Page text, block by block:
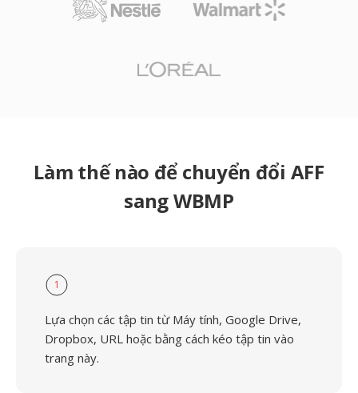
Làm thế nào để chuyển đổi AFF
sang WBMP
1
Lựa chọn các tập tin từ Máy tính, Google Drive,
Dropbox, URL hoặc bằng cách kéo tập tin vào
trang này.